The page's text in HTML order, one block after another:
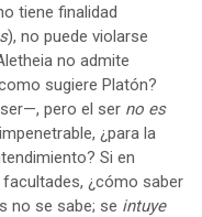
tiene finalidad
), no puede violarse
no admite
sugiere Platón?
pero el ser no es
¿para la
Si en
¿cómo saber
no se sabe; se intuye